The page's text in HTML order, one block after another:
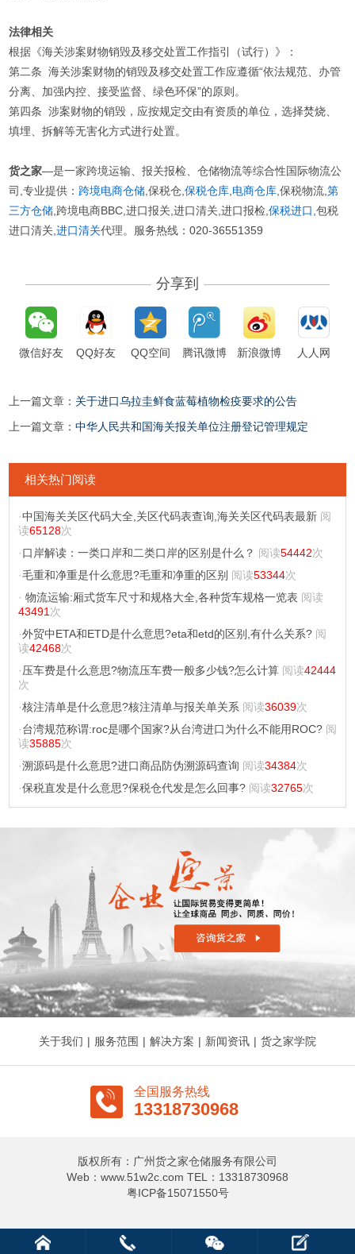
法律相关
根据《海关涉案财物销毁及移交处置工作指引（试行）》：
第二条 海关涉案财物的销毁及移交处置工作应遵循“依法规范、办管
分离、加强内控、接受监督、绿色环保”的原则。
第四条 涉案财物的销毁，应按规定交由有资质的单位，选择焚烧、
填埋、拆解等无害化方式进行处置。
货之家—是一家跨境运输、报关报检、仓储物流等综合性国际物流公
司,专业提供：跨境电商仓储 ,保税仓,保税仓库 电商仓库 ,保税物流,第
三方仓储 ,跨境电商BBC,进口报关,进口清关,进口报检,保税进口 ,包税
进口清关,进口清关代理。服务热线：020-36551359
分享到
微信好友 QQ好友 QQ空间 腾讯微博 新浪微博 人人网
上一篇文章： 关于进口乌拉圭鲜食蓝莓植物检疫要求的公告
上一篇文章：中华人民共和国海关报关单位注册登记管理规定
相关热门阅读
·中国海关关区代码大全,关区代码表查询,海关关区代码表最新阅
读65128次
·口岸解读：一类口岸和二类口岸的区别是什么？ 阅读54442次
·毛重和净重是什么意思?毛重和净重的区别 阅读53344次
· 物流运输:厢式货车尺寸和规格大全,各种货车规格一览表 阅读
43491 次
·外贸中ETA和ETD是什么意思?eta和etd的区别,有什么关系?阅
读42468次
·压车费是什么意思?物流压车费一般多少钱?怎么计算阅读42444
次
·核注清单是什么意思?核注清单与报关单关系 阅读36039次
·台湾规范称谓:roc是哪个国家?从台湾进口为什么不能用ROC?阅
读35885次
·溯源码是什么意思?进口商品防伪溯源码查询 阅读34384次
·保税直发是什么意思?保税仓代发是怎么回事?阅读32765次
关于我们 | 服务范围 | 解决方案 | 新闻资讯 | 货之家学院
全国服务热线
13318730968
版权所有：广州货之家仓储服务有限公司
Web：www.51w2c.com TEL：13318730968
粤ICP备15071550号